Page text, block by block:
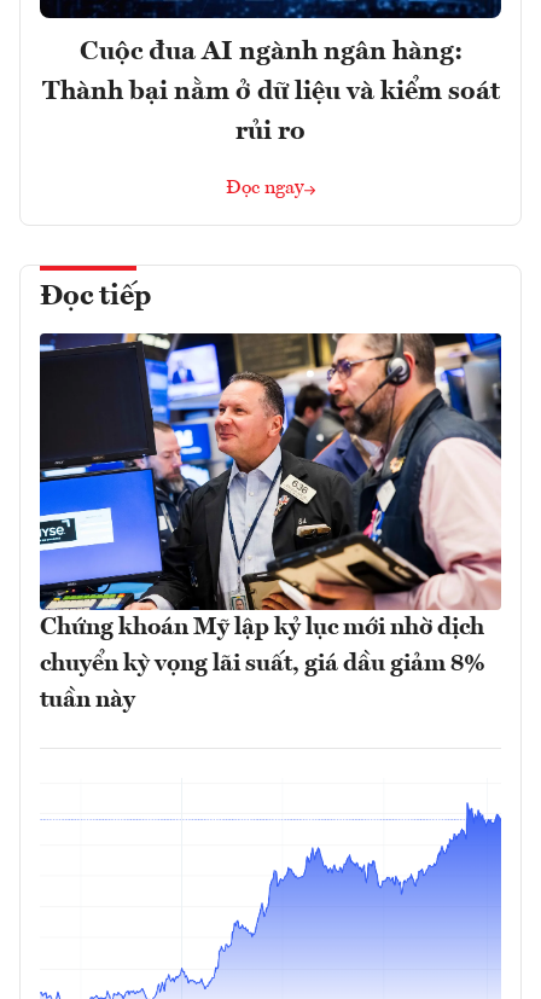
Cuộc đua AI ngành ngân hàng:
Thành bại nằm ở dữ liệu và kiểm soát
rủi ro
Đọc ngay
Đọc tiếp
Chứng khoán Mỹ lập kỷ lục mới nhờ dịch
chuyển kỳ vọng lãi suất, giá dầu giảm 8%
tuần này